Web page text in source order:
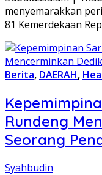
menyemarakkan
81 Kemerdekaan
Berita, DAERAH,
Rundeng
Seorang
Syahbudin